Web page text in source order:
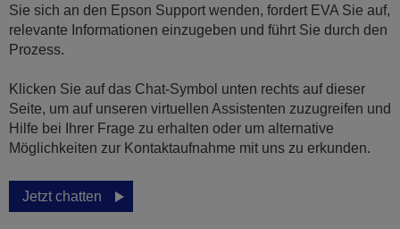
Sie sich an den Epson Support wenden, fordert EVA Sie auf,
relevante Informationen einzugeben und führt Sie durch den
Prozess.
Klicken Sie auf das Chat-Symbol unten rechts auf dieser
Seite, um auf unseren virtuellen Assistenten zuzugreifen und
Hilfe bei Ihrer Frage zu erhalten oder um alternative
Möglichkeiten zur Kontaktaufnahme mit uns zu erkunden.
Jetzt chatten